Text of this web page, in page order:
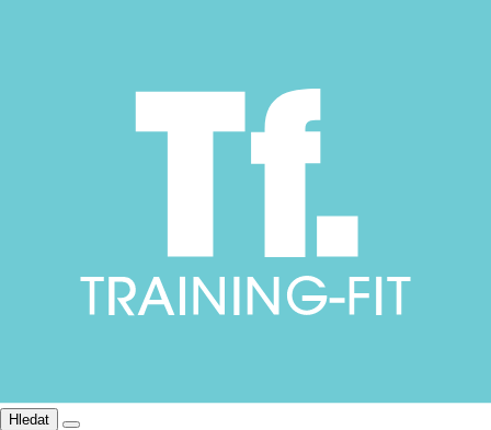
Hledat